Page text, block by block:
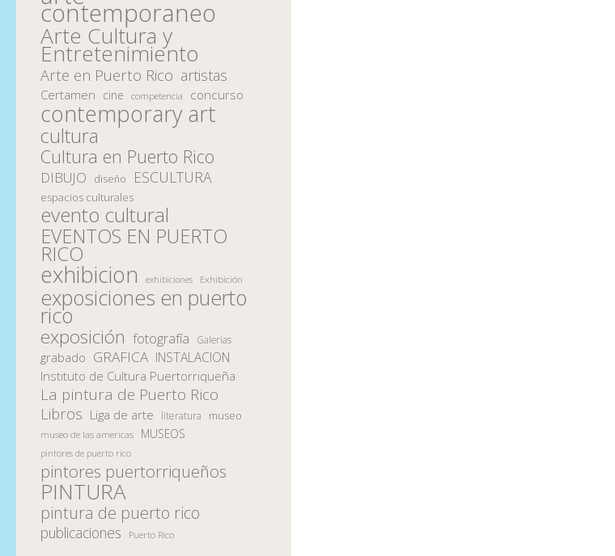
contemporaneo
Arte Cultura y
Entretenimiento
Arte en Puerto Rico artistas
Certamen cine competencia concurso
contemporary art
cultura
Cultura en Puerto Rico
DIBUJO diseño ESCULTURA
espacios culturales
evento cultural
EVENTOS EN PUERTO
RICO
exhibicion exhibiciones Exhibición
exposiciones en puerto
rico
exposición fotografía Galerias
grabado GRAFICA INSTALACION
Instituto de Cultura Puertorriqueña
La pintura de Puerto Rico
Libros Liga de arte literatura museo
museo de las americas MUSEOS
pintores de puerto rico
pintores puertorriqueños
PINTURA
pintura de puerto rico
publicaciones Puerto Rico